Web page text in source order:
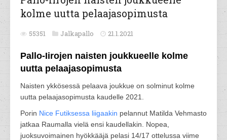
kolme uutta pelaajasopimusta
55351 Jalkapallo 21.1.2021
Pallo-Iirojen naisten joukkueelle kolme
uutta pelaajasopimusta
Naisten ykkösessä pelaava joukkue on solminut kolme
uutta pelaajasopimusta kaudelle 2021.
Porin Nice Futiksessa liigaakin pelannut Matilda Vehmasto
jatkaa Raumalla vielä ensi kaudellakin. Nopea,
juoksuvoimainen hyökkääjä pelasi 14/17 ottelussa viime